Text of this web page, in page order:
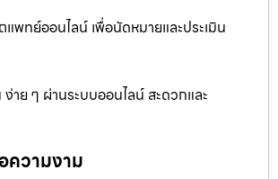
พทย์ออนไลน์ เพื่อนัดหมายและประเมิน
าย ๆ ผ่านระบบออนไลน์ สะดวกและ
ความงาม